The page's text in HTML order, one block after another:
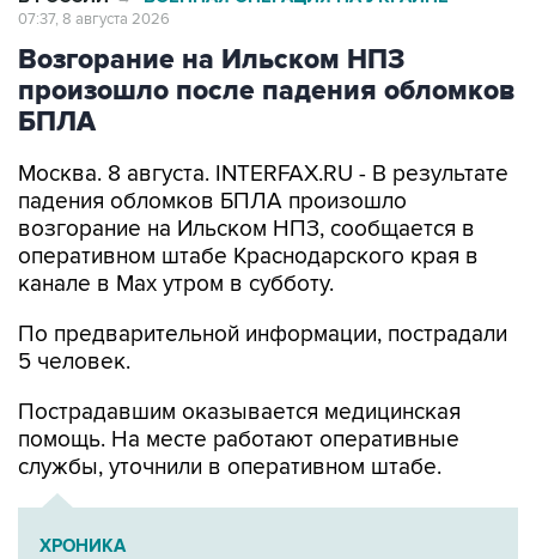
07:37, 8 августа 2026
Возгорание на Ильском НПЗ
произошло после падения обломков
БПЛА
Москва. 8 августа. INTERFAX.RU - В результате
падения обломков БПЛА произошло
возгорание на Ильском НПЗ, сообщается в
оперативном штабе Краснодарского края в
канале в Max утром в субботу.
По предварительной информации, пострадали
5 человек.
Пострадавшим оказывается медицинская
помощь. На месте работают оперативные
службы, уточнили в оперативном штабе.
ХРОНИКА